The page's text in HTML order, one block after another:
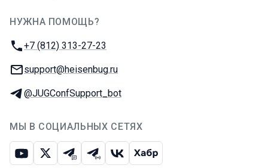
НУЖНА ПОМОЩЬ?
Телефон:
+7 (812) 313-27-23
E-mail:
support@heisenbug.ru
Телеграм:
@JUGConfSupport_bot
МЫ В СОЦИАЛЬНЫХ СЕТЯХ
ЮтубИкс Телеграм-чат
Телеграм-канал
ВКонтакте
Хабр